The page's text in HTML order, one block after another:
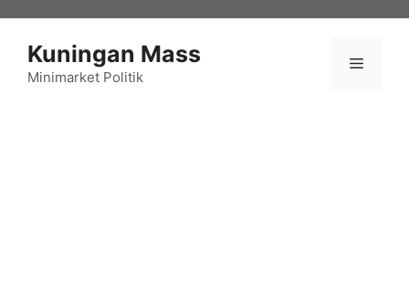
Kuningan Mass
Minimarket Politik
Menu